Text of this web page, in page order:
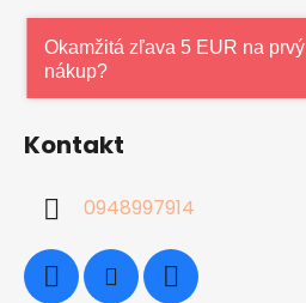
Kontakt
0948997914
Okamžitá zľava 5 EUR na prvý
nákup?